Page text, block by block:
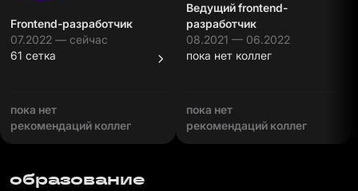
Frontend-разработчик
07.2022 — сейчас
61 сетка
пока нет
рекомендаций коллег
Ведущий frontend-
разработчик
08.2021 — 06.2022
пока нет коллег
пока нет
рекомендаций коллег
образование